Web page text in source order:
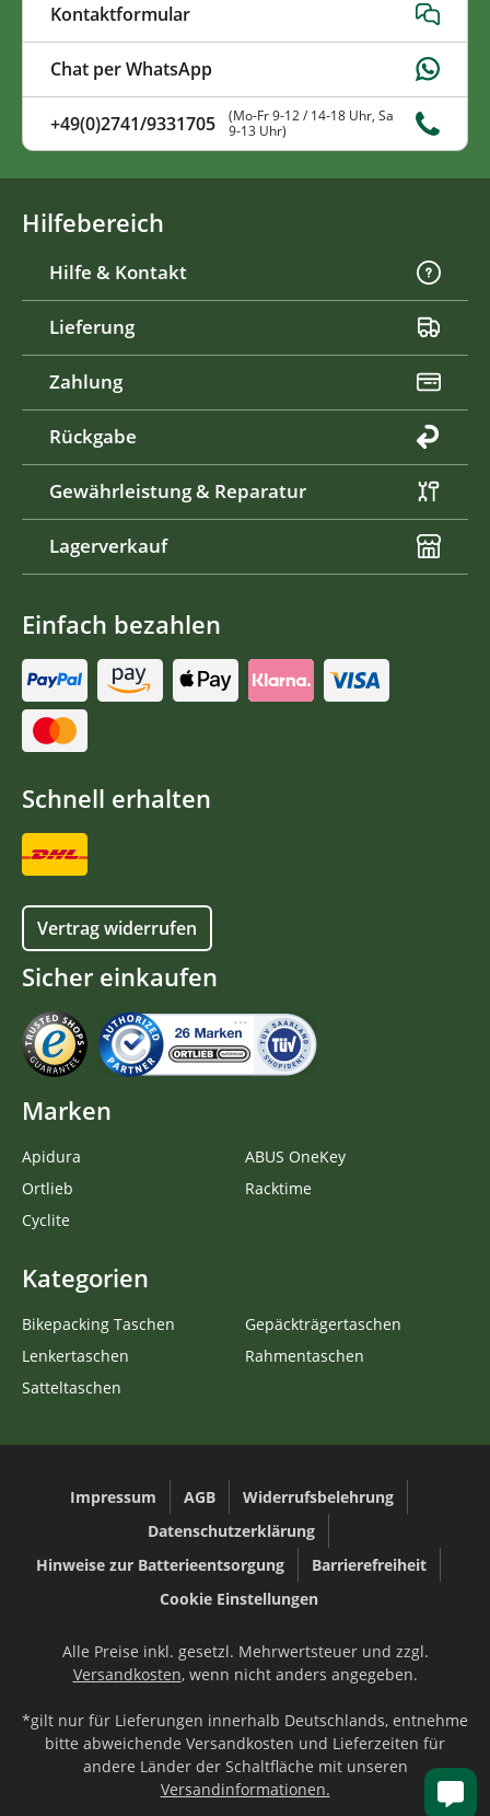
Kontaktformular
Chat per WhatsApp
+49(0)2741/9331705
(Mo-Fr 9-12 / 14-18 Uhr, Sa
9-13 Uhr)
Hilfebereich
Hilfe & Kontakt
Lieferung
Zahlung
Rückgabe
Gewährleistung & Reparatur
Lagerverkauf
Einfach bezahlen
Schnell erhalten
Vertrag widerrufen
Sicher einkaufen
Marken
Apidura
Ortlieb
Cyclite
ABUS OneKey
Racktime
Kategorien
Bikepacking Taschen
Lenkertaschen
Satteltaschen
Gepäckträgertaschen
Rahmentaschen
Impressum AGB
Widerrufsbelehrung
Datenschutzerklärung
Hinweise zur Batterieentsorgung
Barrierefreiheit
Cookie Einstellungen
Alle Preise inkl. gesetzl. Mehrwertsteuer und zzgl.
Versandkosten, wenn nicht anders angegeben.
*gilt nur für Lieferungen innerhalb Deutschlands, entnehme
bitte abweichende Versandkosten und Lieferzeiten für
andere Länder der Schaltfläche mit unseren
Versandinformationen.